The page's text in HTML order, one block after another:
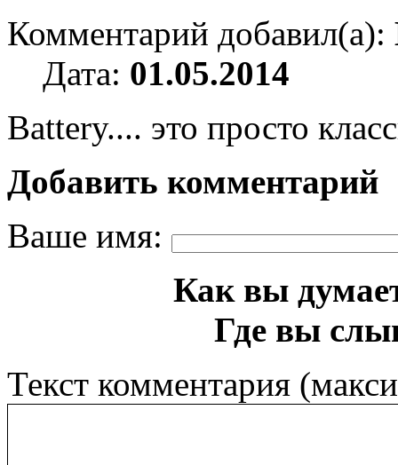
Комментарий добавил(а):
Дата: 01.05.2014
Battery.... это просто
Добавить комментарий
Ваше имя:
Как вы
Где вы
Текст комментария